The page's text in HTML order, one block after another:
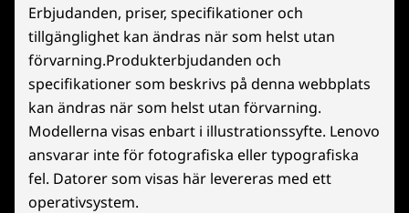
Erbjudanden, priser, specifikationer och
tillgänglighet kan ändras när som helst utan
förvarning.Produkterbjudanden och
specifikationer som beskrivs på denna webbplats
kan ändras när som helst utan förvarning.
Modellerna visas enbart i illustrationssyfte. Lenovo
ansvarar inte för fotografiska eller typografiska
fel. Datorer som visas här levereras med ett
operativsystem.